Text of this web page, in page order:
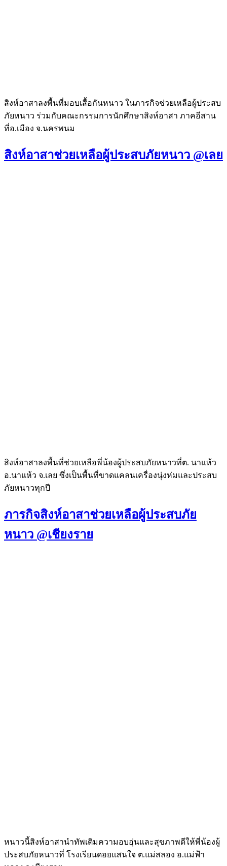
สิงห์อาสาลงพื้นที่มอบเสื้อกันหนาว ในภารกิจช่วยเหลือผู้ประสบ
ภัยหนาว ร่วมกับคณะกรรมการนักศึกษาสิงห์อาสา ภาคอีสาน
ที่อ.เมือง จ.นครพนม
สิงห์อาสาช่วยเหลือผู้ประสบภัยหนาว @เลย
สิงห์อาสาลงพื้นที่ช่วยเหลือพี่น้องผู้ประสบภัยหนาวที่ต. นาแห้ว
อ.นาแห้ว จ.เลย ซึ่งเป็นพื้นที่ขาดแคลนเครื่องนุ่งห่มและประสบ
ภัยหนาวทุกปี
ภารกิจสิงห์อาสาช่วยเหลือผู้ประสบภัย
หนาว @เชียงราย
หนาวนี้สิงห์อาสานำทัพเติมความอบอุ่นและสุขภาพดีให้พี่น้องผู้
ประสบภัยหนาวที่ โรงเรียนดอยแสนใจ ต.แม่สลอง อ.แม่ฟ้า